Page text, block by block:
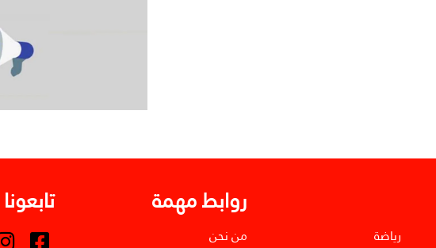
رياضة
روابط مهمة
من نحن
تابعونا